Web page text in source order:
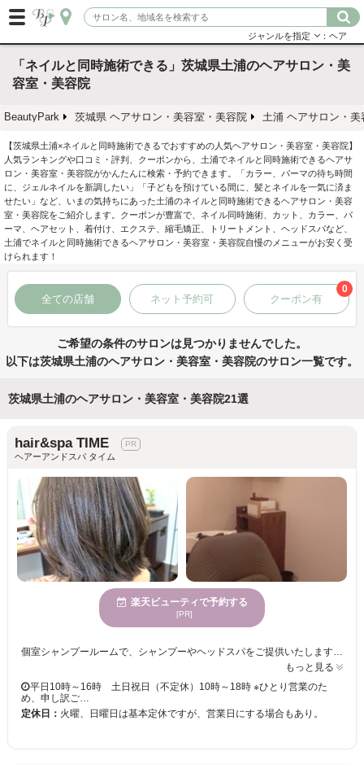
ジャンルを指定 ：ヘア
「ネイルと同時施術できる」茨城県土浦のヘアサロン・美
容室・美容院
BeautyPark 茨城県 ヘアサロン・美容室・美容院 土浦 ヘアサロン・美
【茨城県土浦×ネイルと同時施術できるでおすすめの人気ヘアサロン・美容室・美容院】
人気ランキングや口コミ・評判、クーポンから、土浦でネイルと同時施術できるヘアサ
ロン・美容室・美容院がかんたんに検索・予約できます。「カラー、パーマの待ち時間
に、ジェルネイルを新調したい」「子どもを預けている間に、髪とネイルを一気に済ま
せたい」など、いまの気持ちにあった土浦のネイルと同時施術できるヘアサロン・美容
室・美容院をご紹介します。クーポンが豊富で、ネイル同時施術、カット、カラー、パ
ーマ、ヘアセット、着付け、エクステ、縮毛矯正、トリートメント、ヘッドスパなど、
土浦でネイルと同時施術できるヘアサロン・美容室・美容院自慢のメニューがお安く受
けられます！
全ての店舗 ネット予約可 クーポン有
0
ご希望の条件のサロンは見つかりませんでした。
以下は茨城県土浦のヘアサロン・美容室・美容院のサロン一覧です。
茨城県土浦のヘアサロン・美容室・美容院21選
hair&spa TIME
ヘアーアンドスパ タイム
楽天ビューティで予約する
[PR]
個室シャンプールームで、シャンプーやヘッドスパをご提供いたします☆ フルフラットですので、お首に負担をかけずにお寛ぎいただけます。 思わず寝落ちしてました…頭痛が楽になったとお声もいただいております…☆ 毎日のセット方法からスキンケアまで、美容の情報をお伝えします。 きっと満足していただけますので、お気軽にご来店くださいませ。 お客様のご来店お待ちしております。
もっと見る
平日10時～16時 土日祝日（不定休）10時～18時 ※ひとり営業のた
め、申し訳ご…
定休日： 火曜、日曜日は基本定休ですが、営業日にする場合もあり。